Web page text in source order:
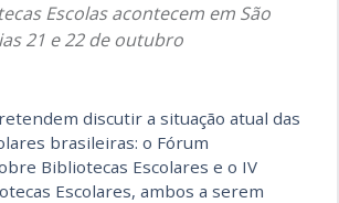
Escolas acontecem em São
21 e 22 de outubro
discutir a situação atual das
brasileiras: o Fórum
Bibliotecas Escolares e o IV
Escolares, ambos a serem